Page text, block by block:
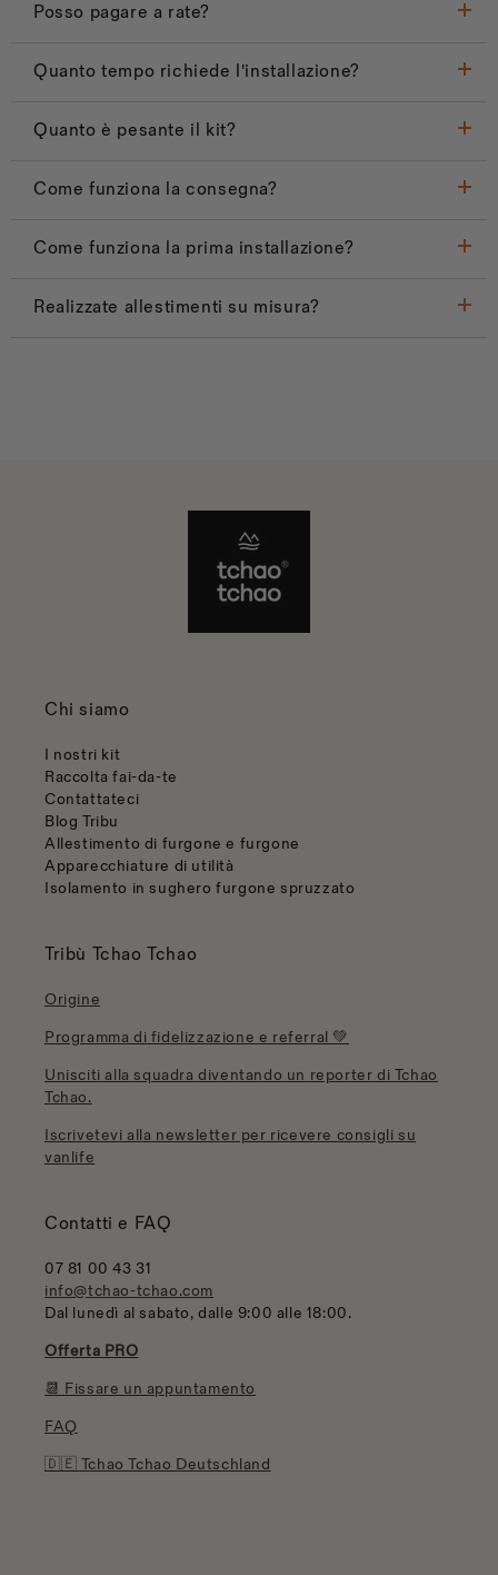
Posso pagare a rate?
Quanto tempo richiede l'installazione?
Quanto è pesante il kit?
Come funziona la consegna?
Come funziona la prima installazione?
Realizzate allestimenti su misura?
Chi siamo
I nostri kit
Raccolta fai-da-te
Contattateci
Blog Tribu
Allestimento di furgone e furgone
Apparecchiature di utilità
Isolamento in sughero furgone spruzzato
Tribù Tchao Tchao
Origine
Programma di fidelizzazione e referral 💚
Unisciti alla squadra diventando un reporter di Tchao
Tchao.
Iscrivetevi alla newsletter per ricevere consigli su
vanlife
Contatti e FAQ
07 81 00 43 31
info@tchao-tchao.com
Dal lunedì al sabato, dalle 9:00 alle 18:00.
Offerta PRO
📆 Fissare un appuntamento
FAQ
🇩🇪 Tchao Tchao Deutschland